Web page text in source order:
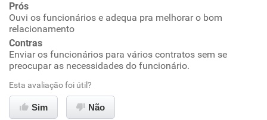
Ambiente de trabalho
Conciliação com a vida familiar
Benefícios
Prós
Ouvi os funcionários e adequa pra melhorar o bom
relacionamento
Contras
Enviar os funcionários para vários contratos sem se
preocupar as necessidades do funcionário.
Esta avaliação foi útil?
Sim Não